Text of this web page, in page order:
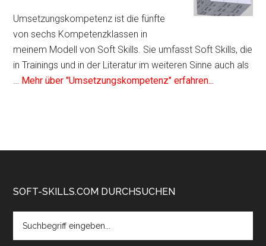
im
Soft
Skills
Würfel
von
Umsetzungskompetenz ist die fünfte
von sechs Kompetenzklassen in
meinem Modell von Soft Skills. Sie umfasst Soft Skills, die
in Trainings und in der Literatur im weiteren Sinne auch als
… Mehr über "Umsetzungskompetenz" erfahren...
Footer
SOFT-SKILLS.COM DURCHSUCHEN
the